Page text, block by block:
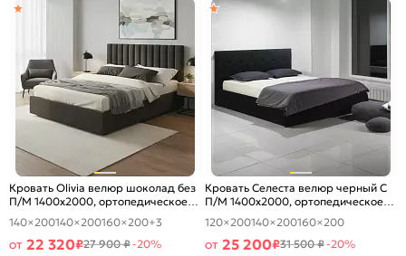
Кровать Olivia велюр шоколад без
П/М 1400x2000, ортопедическое
основание, изголовье мягкое
140×200140×200160×200+3
от 22 320₽27 900 ₽-20%
Кровать Селеста велюр черный С
П/М 1400x2000, ортопедическое
основание, изголовье мягкое
120×200140×200160×200
от 25 200₽31 500 ₽-20%